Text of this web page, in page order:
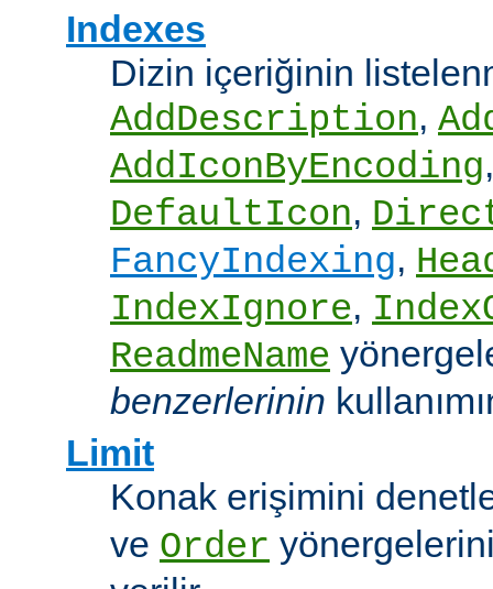
Indexes
Dizin içeriğinin
AddDescription,
AddIconByEncoding
DefaultIcon,
FancyIndexing,
IndexIgnore,
ReadmeName
benzerlerinin
Limit
Konak erişimini
ve Order